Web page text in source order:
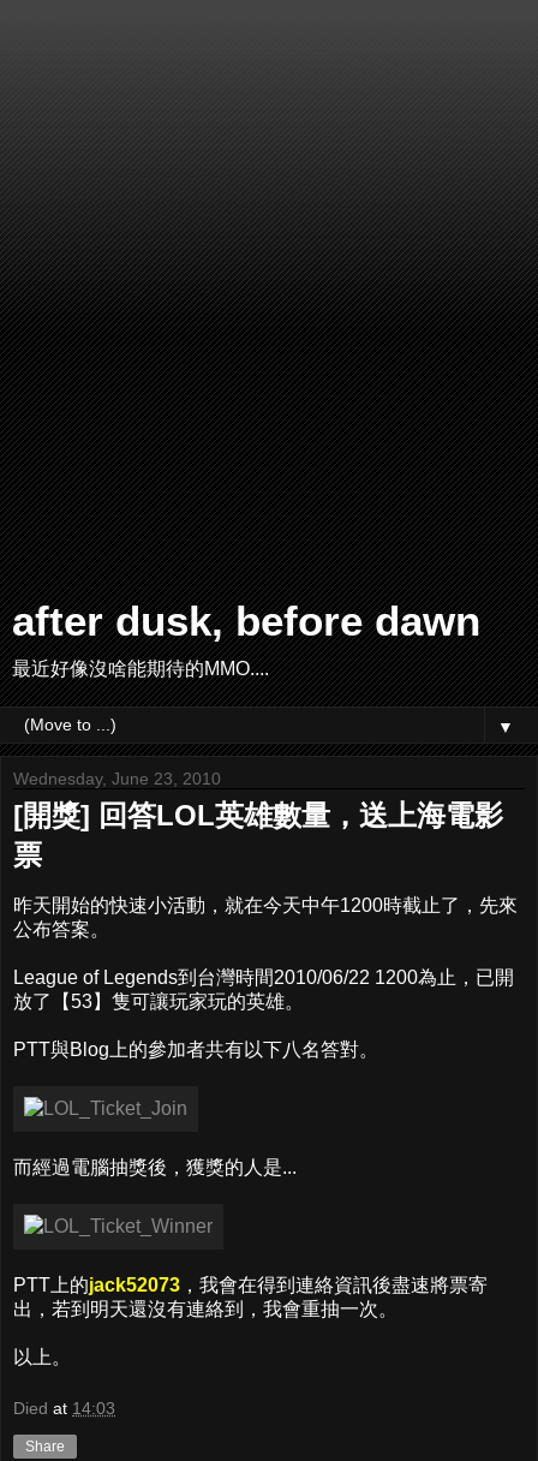
after dusk, before dawn
最近好像沒啥能期待的MMO....
▼
Wednesday, June 23, 2010
[開獎] 回答LOL英雄數量，送上海電影
票
昨天開始的快速小活動，就在今天中午1200時截止了，先來
公布答案。
League of Legends到台灣時間2010/06/22 1200為止，已開
放了【53】隻可讓玩家玩的英雄。
PTT與Blog上的參加者共有以下八名答對。
而經過電腦抽獎後，獲獎的人是...
PTT上的jack52073 ，我會在得到連絡資訊後盡速將票寄
出，若到明天還沒有連絡到，我會重抽一次。
以上。
Died at 14:03
Share